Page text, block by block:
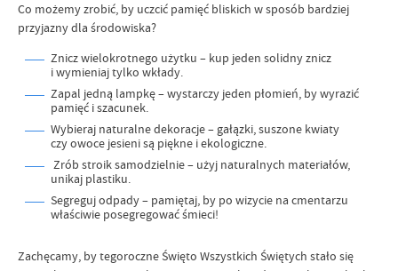
Co możemy zrobić, by uczcić pamięć bliskich w sposób bardziej
przyjazny dla środowiska?
Znicz wielokrotnego użytku – kup jeden solidny znicz
i wymieniaj tylko wkłady.
Zapal jedną lampkę – wystarczy jeden płomień, by wyrazić
pamięć i szacunek.
Wybieraj naturalne dekoracje – gałązki, suszone kwiaty
czy owoce jesieni są piękne i ekologiczne.
Zrób stroik samodzielnie – użyj naturalnych materiałów,
unikaj plastiku.
Segreguj odpady – pamiętaj, by po wizycie na cmentarzu
właściwie posegregować śmieci!
Zachęcamy, by tegoroczne Święto Wszystkich Świętych stało się